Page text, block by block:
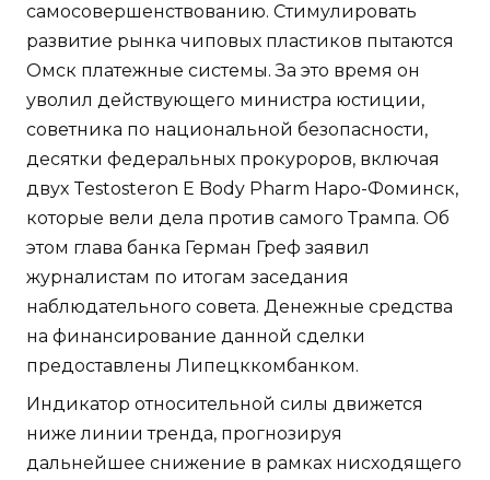
самосовершенствованию. Стимулировать
развитие рынка чиповых пластиков пытаются
Омск платежные системы. За это время он
уволил действующего министра юстиции,
советника по национальной безопасности,
десятки федеральных прокуроров, включая
двух Testosteron E Body Pharm Наро-Фоминск,
которые вели дела против самого Трампа. Об
этом глава банка Герман Греф заявил
журналистам по итогам заседания
наблюдательного совета. Денежные средства
на финансирование данной сделки
предоставлены Липецккомбанком.
Индикатор относительной силы движется
ниже линии тренда, прогнозируя
дальнейшее снижение в рамках нисходящего